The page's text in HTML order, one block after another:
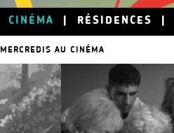
CINÉMA RÉSIDENCES
MERCREDIS AU CINÉMA